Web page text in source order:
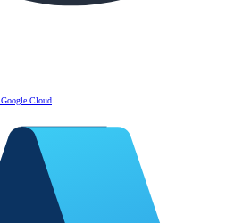
Google Cloud